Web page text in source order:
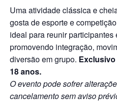
Uma atividade clássica e
gosta de esporte e
ideal para reunir
promovendo integração,
diversão em grupo.
18 anos.
O evento pode sofrer
cancelamento sem aviso